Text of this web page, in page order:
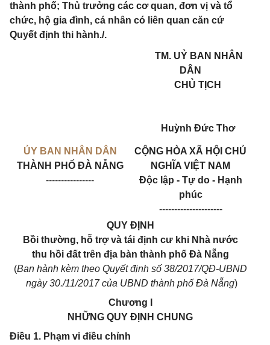
thành phố; Thủ trưởng các cơ quan, đơn vị và tổ
chức, hộ gia đình, cá nhân có liên quan căn cứ
Quyết định thi hành./.
TM. UỶ BAN NHÂN
DÂN
CHỦ TỊCH
Huỳnh Đức Thơ
ỦY BAN NHÂN DÂN
THÀNH PHỐ ĐÀ NẴNG
----------------
CỘNG HÒA XÃ HỘI CHỦ
NGHĨA VIỆT NAM
Độc lập - Tự do - Hạnh
phúc
---------------------
QUY ĐỊNH
Bồi thường, hỗ trợ và tái định cư khi Nhà nước
thu hồi đất trên địa bàn thành phố Đà Nẵng
(Ban hành kèm theo Quyết định số 38/2017/QĐ-UBND
ngày 30./11/2017 của UBND thành phố Đà Nẵng)
Chương I
NHỮNG QUY ĐỊNH CHUNG
Điều 1. Phạm vi điều chỉnh